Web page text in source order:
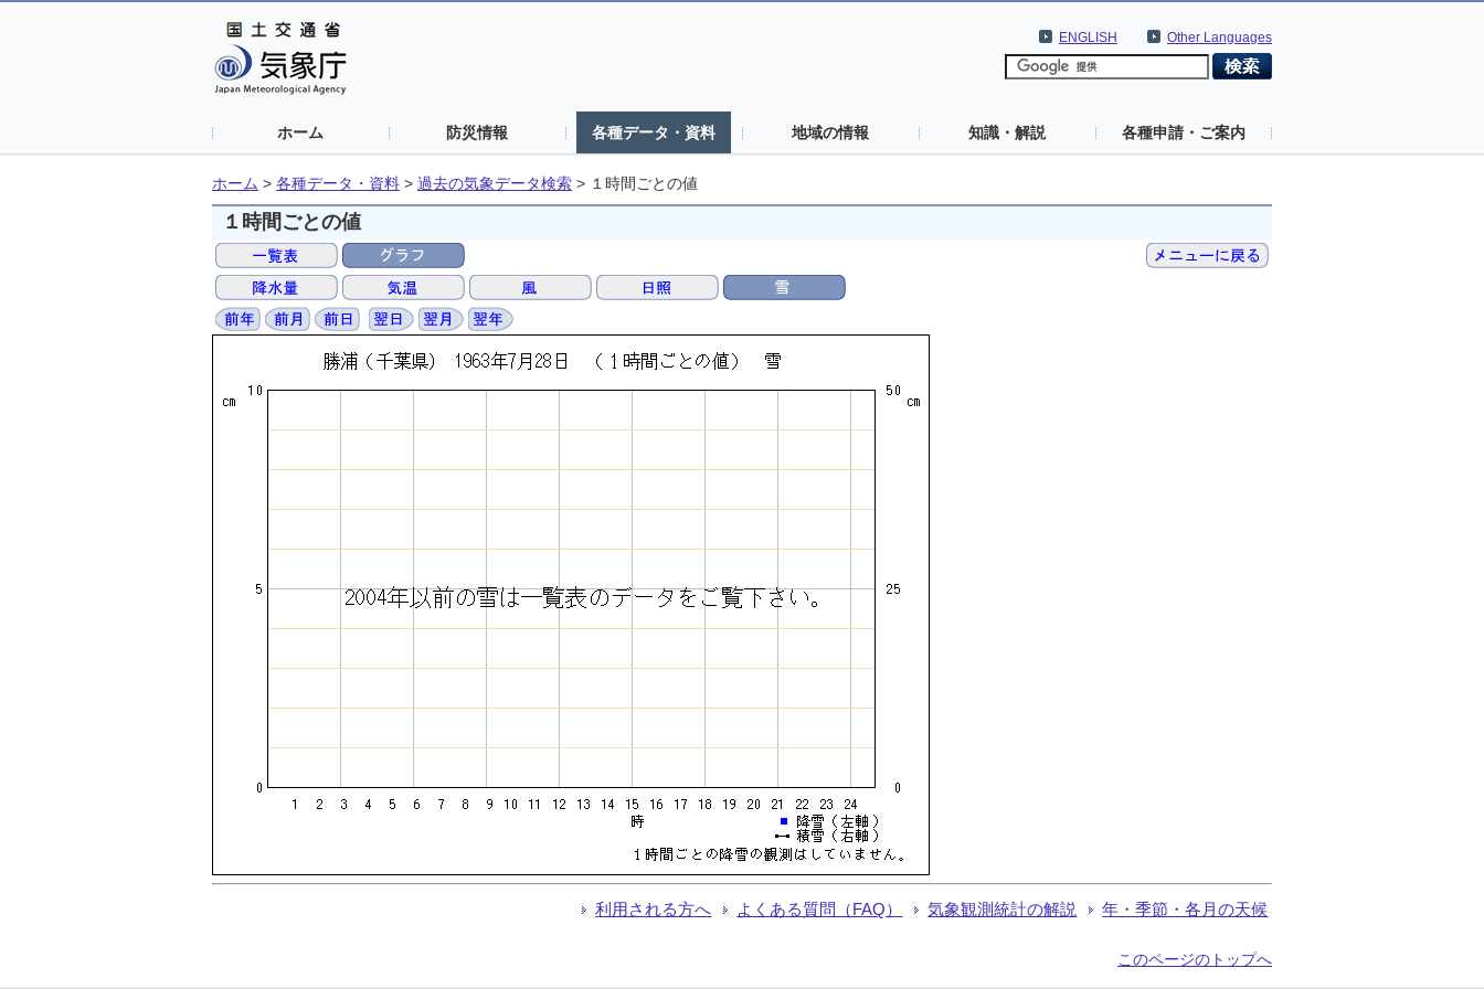
Other Languages
ENGLISH
ホーム 防災情報 各種データ・資料 地域の情報 知識・解説 各種申請・ご案内
ホーム > 各種データ・資料 > 過去の気象データ検索 > １時間ごとの値
１時間ごとの値
利用される方へ よくある質問（FAQ） 気象観測統計の解説 年・季節・各月の天候
このページのトップへ